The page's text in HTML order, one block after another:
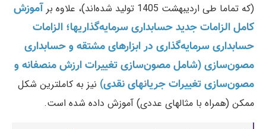
(که تماما طی اردیبهشت 1405 تولید شده‌اند)، علاوه بر
آموزش
کامل الزامات جدید حسابداری سرمایه‌گذاریها؛ الزامات
حسابداری سرمایه‌گذاری در ابزارهای مشتقه و حسابداری
مصون‌سازی (شامل مصون‌سازی تغییرات ارزش منصفانه و
مصون‌سازی تغییرات جریانهای نقدی)نیز به کاملترین شکل
ممکن (همراه با مثالهای عددی) آموزش داده شده است.